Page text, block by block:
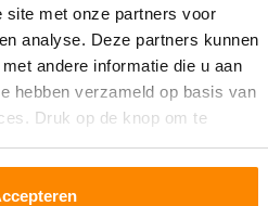
met onze partners voor
analyse. Deze partners kunnen
andere informatie die u aan
hebben verzameld op basis van
Druk op de knop om te